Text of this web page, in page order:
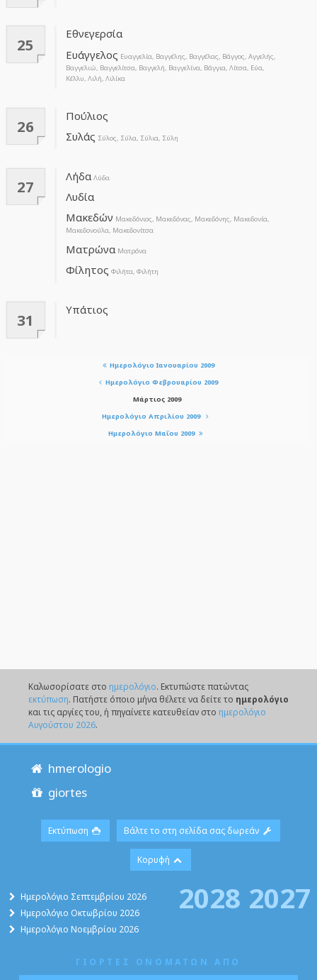
25
Εθνεγερσία
Ευάγγελος Ευαγγελία, Βαγγέλης, Βαγγέλας, Βάγγος, Αγγελής,
Βαγγελιώ, Βαγγελίτσα, Βαγγελή, Βαγγελίνα, Βάγγια, Λίτσα, Εύα,
Κέλλυ, Λιλή, Λιλίκα
26
Πούλιος
Συλάς Σύλος, Σύλα, Σύλια, Σύλη
27
Λήδα Λύδα
Λυδία
Μακεδών Μακεδόνιος, Μακεδόνας, Μακεδόνης, Μακεδονία,
Μακεδονούλα, Μακεδονίτσα
Ματρώνα Ματρόνα
Φίλητος Φιλήτα, Φιλήτη
31
Υπάτιος
Ημερολόγιο Ιανουαρίου 2009
Ημερολόγιο Φεβρουαρίου 2009
Μάρτιος 2009
Ημερολόγιο Απριλίου 2009
Ημερολόγιο Μαΐου 2009
Καλωσορίσατε στο ημερολόγιο. Eκτυπώστε πατώντας
εκτύπωση. Πατήστε όποιο μήνα θέλετε να δείτε το ημερολόγιο
και τις αργίες του, ή πηγαίνετε κατευθείαν στο ημερολόγιο
Αυγούστου 2026.
hmerologio
giortes
Εκτύπωση Βάλτε το στη σελίδα σας δωρεάν
Κορυφή
Ημερολόγιο Σεπτεμβρίου 2026
Ημερολόγιο Οκτωβρίου 2026
Ημερολόγιο Νοεμβρίου 2026
2027
2028
ΓΙΟΡΤΕΣ ΟΝΟΜΑΤΩΝ ΑΠΟ